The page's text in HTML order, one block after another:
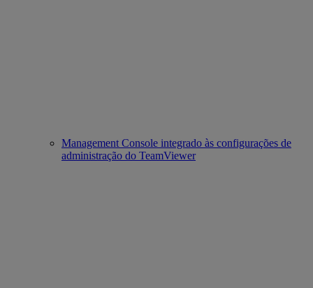
Management Console integrado às configurações de
administração do TeamViewer